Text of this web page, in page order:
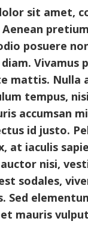
sit amet,
posuere
Vivamus
mattis. Nulla
tempus,
accumsan
id justo.
at iaculis
nisi,
sodales,
Sed
mauris